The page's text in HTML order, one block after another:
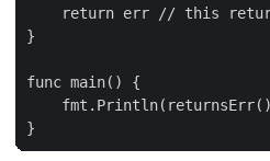
return err // this
}
func main() {